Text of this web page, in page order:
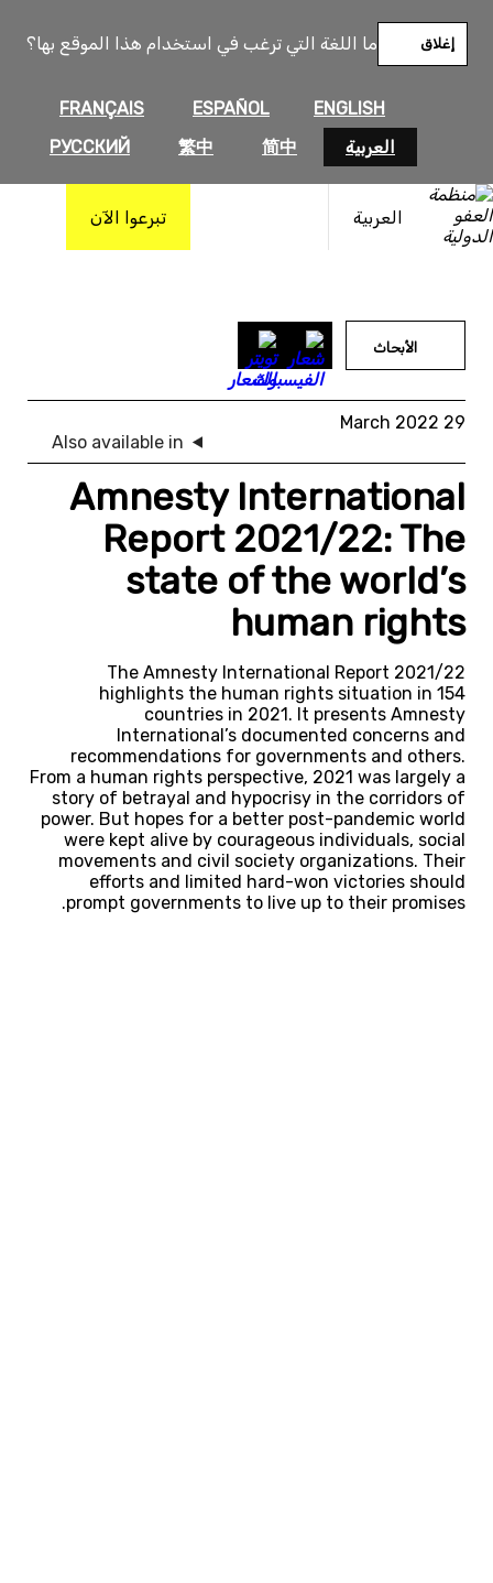
ما اللغة التي ترغب في استخدام هذا الموقع بها؟
ENGLISH
ESPAÑOL
FRANÇAIS
العربية
简中
繁中
РУССКИЙ
إغلاق
العربية تبرعوا الآن
المحتوى
الأبحاث
29 March 2022
Also available in
Amnesty International
Report 2021/22: The
state of the world’s
human rights
The Amnesty International Report 2021/22
highlights the human rights situation in 154
countries in 2021. It presents Amnesty
International’s documented concerns and
recommendations for governments and others.
From a human rights perspective, 2021 was largely a
story of betrayal and hypocrisy in the corridors of
power. But hopes for a better post-pandemic world
were kept alive by courageous individuals, social
movements and civil society organizations. Their
efforts and limited hard-won victories should
prompt governments to live up to their promises.